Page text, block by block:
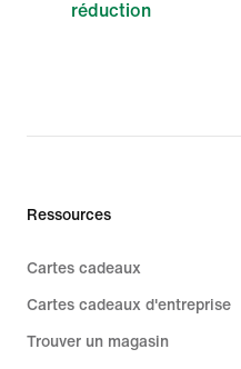
réduction
Ressources
Cartes cadeaux
Cartes cadeaux d'entreprise
Trouver un magasin